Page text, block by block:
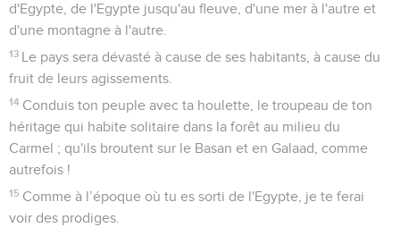
d'Egypte, de l'Egypte jusqu'au fleuve, d'une mer à l'autre et
d'une montagne à l'autre.
13 Le pays sera dévasté à cause de ses habitants, à cause du
fruit de leurs agissements.
14 Conduis ton peuple avec ta houlette, le troupeau de ton
héritage qui habite solitaire dans la forêt au milieu du
Carmel ; qu'ils broutent sur le Basan et en Galaad, comme
autrefois !
15 Comme à l’époque où tu es sorti de l'Egypte, je te ferai
voir des prodiges.